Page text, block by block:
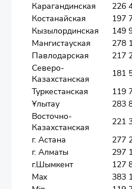
Карагандинская
226
Костанайская
197
Кызылординская
149
Мангистауская
278
Павлодарская
217
Северо-
Казахстанская
181
Туркестанская
119
Ұлытау
283
Восточно-
Казахстанская
221
г. Астана
277
г. Алматы
297
г.Шымкент
127
Max
383